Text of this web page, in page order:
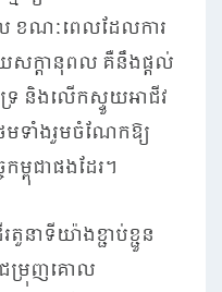
ល ខណៈពេលដែលការ
យសក្តានុពល គឺនឹងផ្តល់
រ និងលើកស្ទួយអាជីវ
ែមទាំងរួមចំណែកឱ្យ
ម្ពុជាផងដែរ។
តួនាទីយ៉ាងខ្ជាប់ខ្ជួន
ជម្រុញគោល